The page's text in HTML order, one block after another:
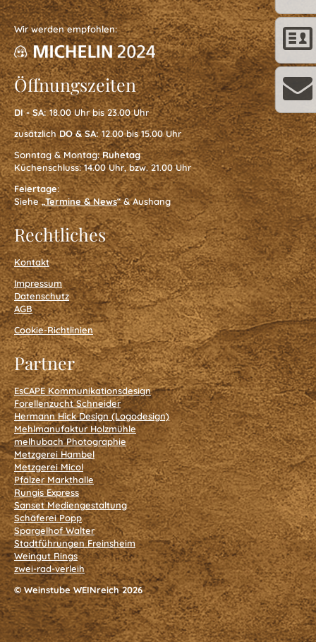
Feiern
Gästezimmer
Gästezimmer
Arrangement
Wein
&
Genuss
Arrangement
zu
Ostern
Arrangement
zu
Pfingsten
Freinsheimer
Wir werden empfohlen:
Öffnungszeiten
DI - SA:18.00 Uhr bis 23.00 Uhr
zusätzlichDO & SA:12.00 bis 15.00 Uhr
Sonntag & Montag:Ruhetag
Küchenschluss: 14.00 Uhr, bzw. 21.00 Uhr
Feiertage:
Siehe „Termine & News“ & Aushang
Rechtliches
Kontakt
Impressum
Datenschutz
AGB
Cookie-Richtlinien
Partner
EsCAPE Kommunikationsdesign
Forellenzucht Schneider
Hermann Hick Design (Logodesign)
Mehlmanufaktur Holzmühle
melhubach Photographie
Metzgerei Hambel
Metzgerei Micol
Pfälzer Markthalle
Rungis Express
Sanset Mediengestaltung
Schäferei Popp
Spargelhof Walter
Stadtführungen Freinsheim
Weingut Rings
zwei-rad-verleih
© Weinstube WEINreich 2026